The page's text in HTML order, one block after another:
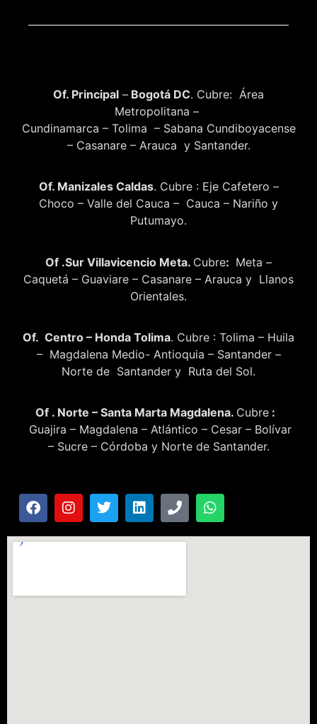
Of. Principal – Bogotá DC. Cubre: Área
Metropolitana –
Cundinamarca – Tolima – Sabana Cundiboyacense
– Casanare – Arauca y Santander.
Of. Manizales Caldas. Cubre : Eje Cafetero –
Choco – Valle del Cauca – Cauca – Nariño y
Putumayo.
Of .Sur Villavicencio Meta. Cubre: Meta –
Caquetá – Guaviare – Casanare – Arauca y Llanos
Orientales.
Of. Centro – Honda Tolima. Cubre : Tolima – Huila
– Magdalena Medio- Antioquia – Santander –
Norte de Santander y Ruta del Sol.
Of . Norte – Santa Marta Magdalena. Cubre :
Guajira – Magdalena – Atlántico – Cesar – Bolívar
– Sucre – Córdoba y Norte de Santander.